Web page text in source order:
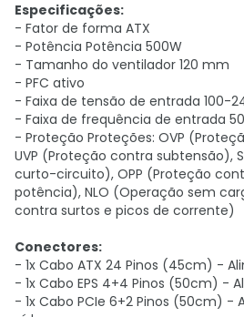
Especificações:
- Fator de forma ATX
- Potência Potência 500W
- Tamanho do ventilador 120 mm
- PFC ativo
- Faixa de tensão de entrada 100-
- Faixa de frequência de entrada
- Proteção Proteções: OVP
UVP (Proteção contra subtensão),
curto-circuito), OPP (Proteção
potência), NLO (Operação sem
contra surtos e picos de corrente)
Conectores:
- 1x Cabo ATX 24 Pinos (45cm) -
- 1x Cabo EPS 4+4 Pinos (50cm) -
- 1x Cabo PCIe 6+2 Pinos (50cm) -